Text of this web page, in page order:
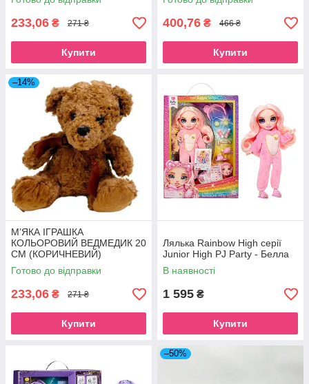
233,06 ₴ 271 ₴
Купити
400,76 ₴ 466 ₴
Купити
–14%
МʼЯКА ІГРАШКА
КОЛЬОРОВИЙ ВЕДМЕДИК 20
СМ (КОРИЧНЕВИЙ)
Готово до відправки
233,06 ₴ 271 ₴
Купити
Лялька Rainbow High серії
Junior High PJ Party - Белла
В наявності
1 595 ₴
Купити
–50%